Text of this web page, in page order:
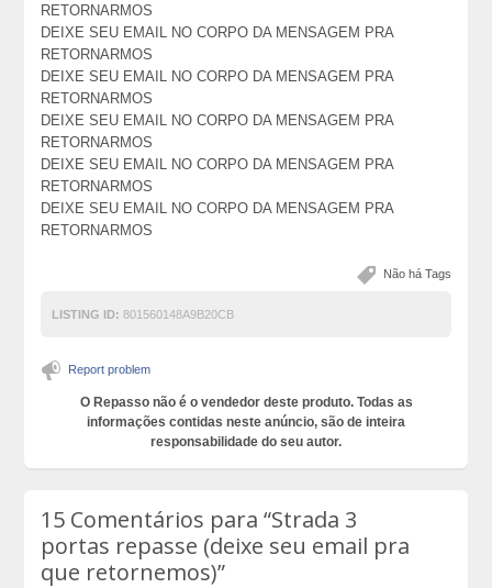
RETORNARMOS
DEIXE SEU EMAIL NO CORPO DA MENSAGEM PRA
RETORNARMOS
DEIXE SEU EMAIL NO CORPO DA MENSAGEM PRA
RETORNARMOS
DEIXE SEU EMAIL NO CORPO DA MENSAGEM PRA
RETORNARMOS
DEIXE SEU EMAIL NO CORPO DA MENSAGEM PRA
RETORNARMOS
DEIXE SEU EMAIL NO CORPO DA MENSAGEM PRA
RETORNARMOS
Não há Tags
LISTING ID: 801560148A9B20CB
Report problem
O Repasso não é o vendedor deste produto. Todas as
informações contidas neste anúncio, são de inteira
responsabilidade do seu autor.
15 Comentários para“Strada 3
portas repasse (deixe seu email pra
que retornemos)”